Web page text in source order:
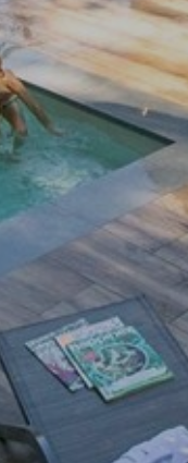
behoren
Marketing:
Deze site
Het doel van
weergeven
voor de
worden zo